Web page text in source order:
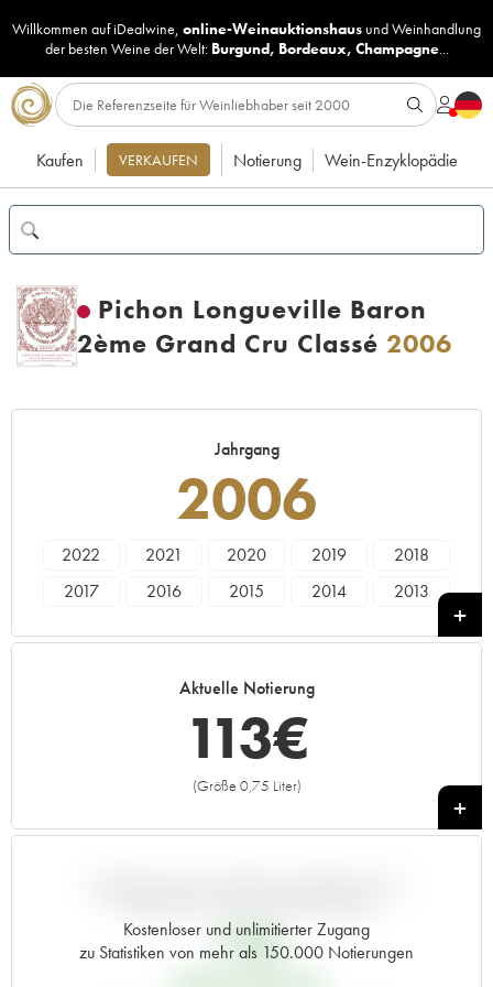
Willkommen auf iDealwine, online-Weinauktionshaus undWeinhandlung
der besten Weine der Welt: Burgund, Bordeaux, Champagne...
Kaufen VERKAUFEN Notierung Wein-Enzyklopädie
Pichon Longueville Baron
2ème Grand Cru Classé 2006
Jahrgang
2006
2022 2021 2020 2019
2018
2017
2016 2015 2014
2013
2001 2000 1999
1995
1971 1970 1969
1966
1965 1964 1963
1962
Aktuelle Notierung
113€
(Größe 0,75 Liter)
+
Kostenloser und unlimitierter Zugang
zu Statistiken von mehr als 150.000 Notierungen
77€